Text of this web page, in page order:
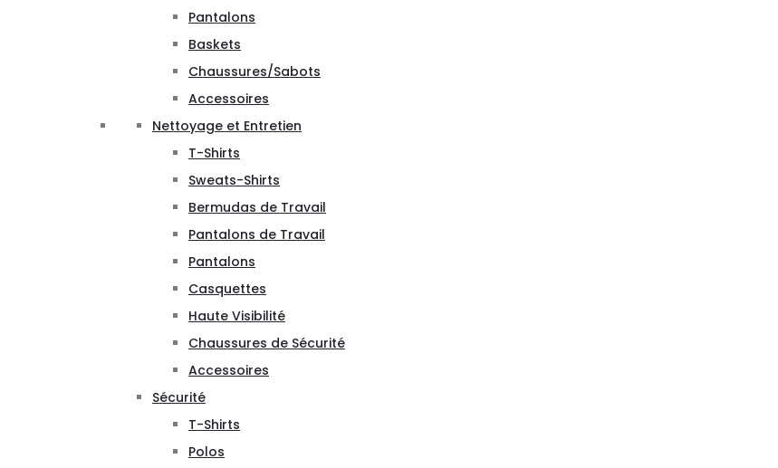
Pantalons
Baskets
Chaussures/Sabots
Accessoires
Nettoyage et Entretien
T-Shirts
Sweats-Shirts
Bermudas de Travail
Pantalons de Travail
Pantalons
Casquettes
Haute Visibilité
Chaussures de Sécurité
Accessoires
Sécurité
T-Shirts
Polos